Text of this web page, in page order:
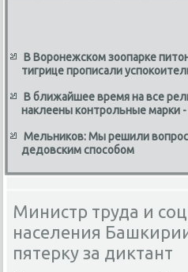
В Воронежском зоопарке
тигрице прописали
В ближайшее время на все
наклеены контрольные марки -
Мельников: Мы решили вопрос
дедовским способом
Министр труда и
населения
пятерку за диктант